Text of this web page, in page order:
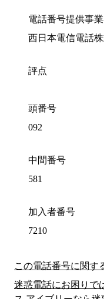
電話番号提供事
西日本電信電話
評点
頭番号
092
中間番号
581
加入者番号
7210
この電話番号に関す
迷惑電話にお困りで